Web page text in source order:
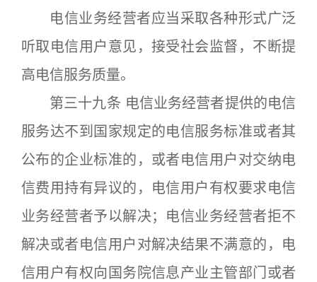
电信业务经营者应当采取各种形式广泛
听取电信用户意见，接受社会监督，不断提
高电信服务质量。
第三十九条 电信业务经营者提供的电信
服务达不到国家规定的电信服务标准或者其
公布的企业标准的，或者电信用户对交纳电
信费用持有异议的，电信用户有权要求电信
业务经营者予以解决；电信业务经营者拒不
解决或者电信用户对解决结果不满意的，电
信用户有权向国务院信息产业主管部门或者